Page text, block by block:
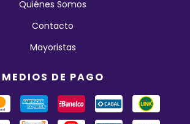
Quiénes Somos
Contacto
Mayoristas
MEDIOS DE PAGO